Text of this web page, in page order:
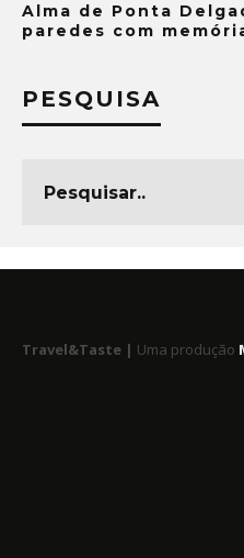
Alma de Ponta
paredes com
PESQUISA
Travel&Taste | Uma produção